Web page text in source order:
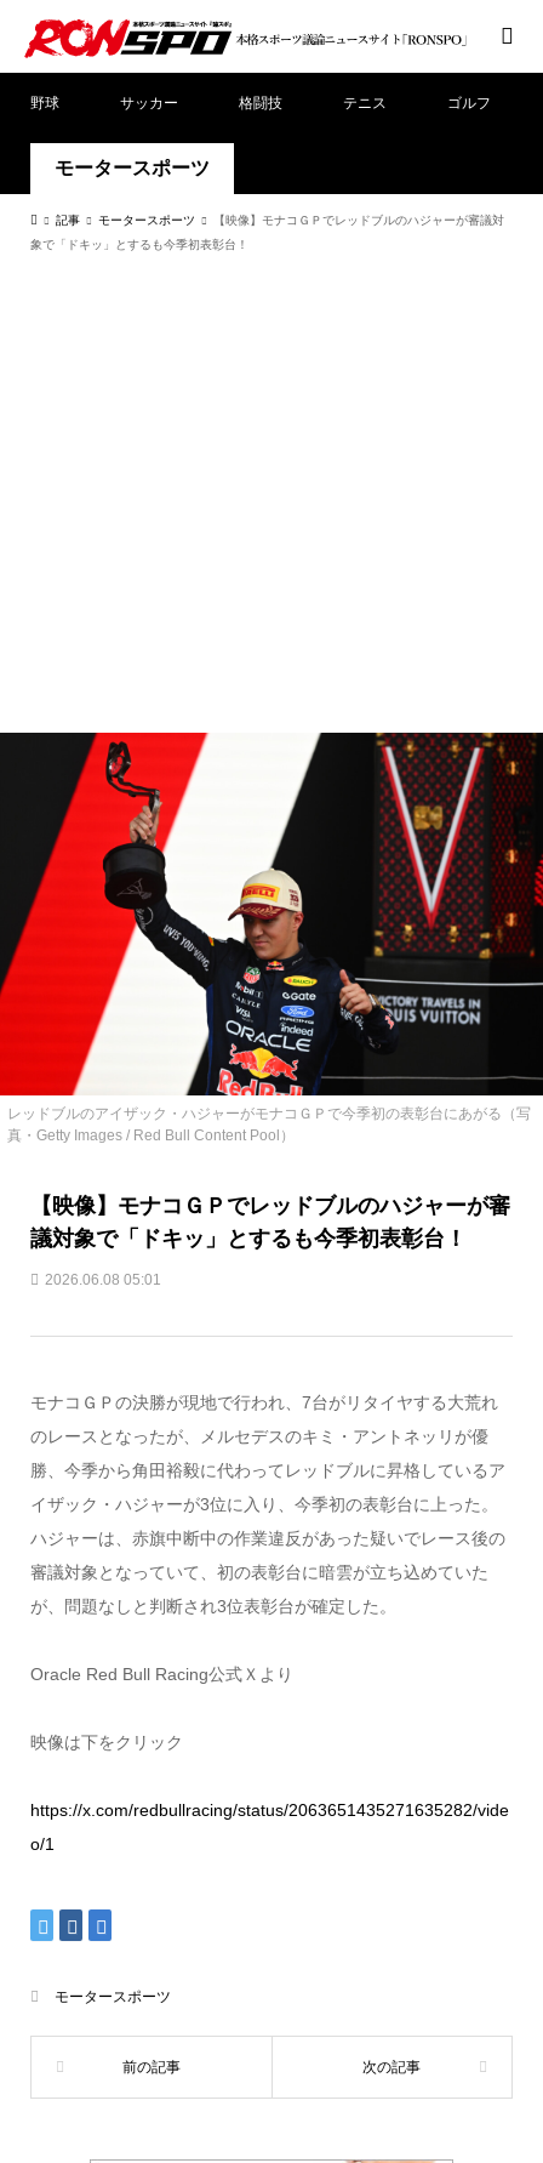
野球 サッカー 格闘技 テニス ゴルフ
モータースポーツ
記事 モータースポーツ
【映像】モナコＧＰでレッドブルのハジャーが審議対
象で「ドキッ」とするも今季初表彰台！
レッドブルのアイザック・ハジャーがモナコＧＰで今季初の表彰台にあがる（写
真・Getty Images / Red Bull Content Pool）
【映像】モナコＧＰでレッドブルのハジャーが審
議対象で「ドキッ」とするも今季初表彰台！
2026.06.08 05:01
モナコＧＰの決勝が現地で行われ、7台がリタイヤする大荒れ
のレースとなったが、メルセデスのキミ・アントネッリが優
勝、今季から角田裕毅に代わってレッドブルに昇格しているア
イザック・ハジャーが3位に入り、今季初の表彰台に上った。
ハジャーは、赤旗中断中の作業違反があった疑いでレース後の
審議対象となっていて、初の表彰台に暗雲が立ち込めていた
が、問題なしと判断され3位表彰台が確定した。
Oracle Red Bull Racing公式Ｘより
映像は下をクリック
https://x.com/redbullracing/status/2063651435271635282/vide
o/1
モータースポーツ